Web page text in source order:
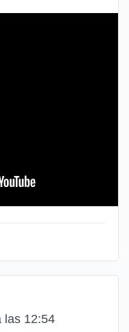
las 12:54